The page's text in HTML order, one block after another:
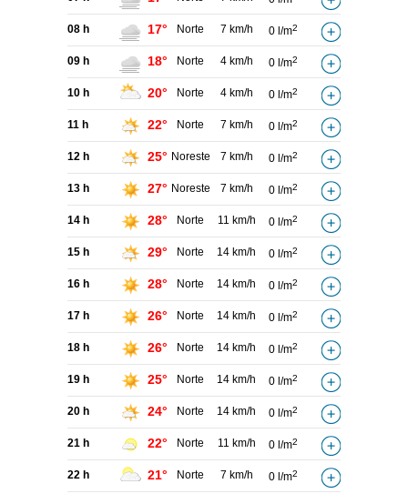
08 h 17° Norte 7 km/h 0 l/m2
09 h 18° Norte 4 km/h 0 l/m2
10 h 20° Norte 4 km/h 0 l/m2
11 h 22° Norte 7 km/h 0 l/m2
12 h 25° Noreste 7 km/h 0 l/m2
13 h 27° Noreste 7 km/h 0 l/m2
14 h 28° Norte 11 km/h 0 l/m2
15 h 29° Norte 14 km/h 0 l/m2
16 h 28° Norte 14 km/h 0 l/m2
17 h 26° Norte 14 km/h 0 l/m2
18 h 26° Norte 14 km/h 0 l/m2
19 h 25° Norte 14 km/h 0 l/m2
20 h 24° Norte 14 km/h 0 l/m2
21 h 22° Norte 11 km/h 0 l/m2
22 h 21° Norte 7 km/h 0 l/m2